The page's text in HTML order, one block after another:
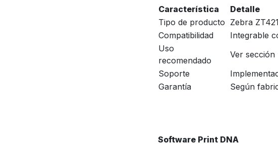
Característica
Detalle
Tipo de producto Zebra ZT421
Compatibilidad
Integrable
Uso
recomendado
Ver sección
Soporte
Garantía
Según
Software Print DNA